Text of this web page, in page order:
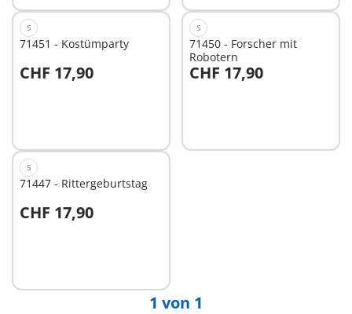
S
71451 - Kostümparty
CHF 17,90
S
71450 - Forscher mit
Robotern
CHF 17,90
S
71447 - Rittergeburtstag
CHF 17,90
1 von 1